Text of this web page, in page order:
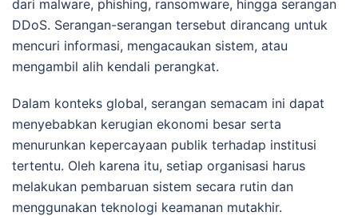
dari malware, phishing, ransomware, hingga serangan
DDoS. Serangan-serangan tersebut dirancang untuk
mencuri informasi, mengacaukan sistem, atau
mengambil alih kendali perangkat.
Dalam konteks global, serangan semacam ini dapat
menyebabkan kerugian ekonomi besar serta
menurunkan kepercayaan publik terhadap institusi
tertentu. Oleh karena itu, setiap organisasi harus
melakukan pembaruan sistem secara rutin dan
menggunakan teknologi keamanan mutakhir.